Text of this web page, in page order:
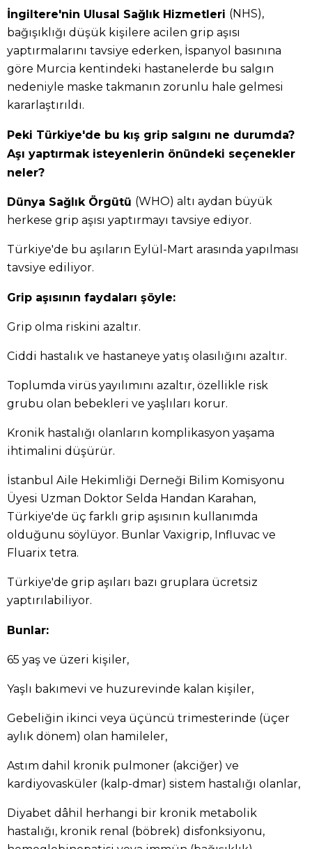
İngiltere'nin Ulusal Sağlık Hizmetleri (NHS),
bağışıklığı düşük kişilere acilen grip aşısı
yaptırmalarını tavsiye ederken, İspanyol basınına
göre Murcia kentindeki hastanelerde bu salgın
nedeniyle maske takmanın zorunlu hale gelmesi
kararlaştırıldı.
Peki Türkiye'de bu kış grip salgını ne durumda?
Aşı yaptırmak isteyenlerin önündeki seçenekler
neler?
Dünya Sağlık Örgütü (WHO) altı aydan büyük
herkese grip aşısı yaptırmayı tavsiye ediyor.
Türkiye'de bu aşıların Eylül-Mart arasında yapılması
tavsiye ediliyor.
Grip aşısının faydaları şöyle:
Grip olma riskini azaltır.
Ciddi hastalık ve hastaneye yatış olasılığını azaltır.
Toplumda virüs yayılımını azaltır, özellikle risk
grubu olan bebekleri ve yaşlıları korur.
Kronik hastalığı olanların komplikasyon yaşama
ihtimalini düşürür.
İstanbul Aile Hekimliği Derneği Bilim Komisyonu
Üyesi Uzman Doktor Selda Handan Karahan,
Türkiye'de üç farklı grip aşısının kullanımda
olduğunu söylüyor. Bunlar Vaxigrip, Influvac ve
Fluarix tetra.
Türkiye'de grip aşıları bazı gruplara ücretsiz
yaptırılabiliyor.
Bunlar:
65 yaş ve üzeri kişiler,
Yaşlı bakımevi ve huzurevinde kalan kişiler,
Gebeliğin ikinci veya üçüncü trimesterinde (üçer
aylık dönem) olan hamileler,
Astım dahil kronik pulmoner (akciğer) ve
kardiyovasküler (kalp-dmar) sistem hastalığı olanlar,
Diyabet dâhil herhangi bir kronik metabolik
hastalığı, kronik renal (böbrek) disfonksiyonu,